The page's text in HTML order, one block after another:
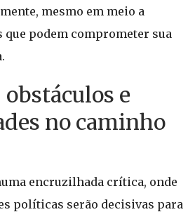
mesmo em meio a
podem comprometer sua
e
no caminho
encruzilhada crítica, onde
políticas serão decisivas para